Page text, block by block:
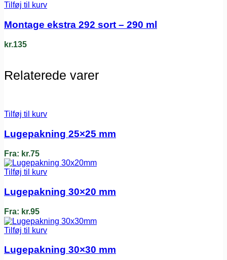
Tilføj til kurv
Montage ekstra 292 sort – 290 ml
kr.135
Relaterede varer
Tilføj til kurv
Lugepakning 25×25 mm
Fra: kr.75
Tilføj til kurv
Lugepakning 30×20 mm
Fra: kr.95
Tilføj til kurv
Lugepakning 30×30 mm